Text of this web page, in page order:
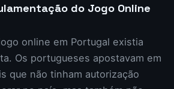
do Jogo Online
online em Portugal existia
Os portugueses apostavam em
que não tinham autorização